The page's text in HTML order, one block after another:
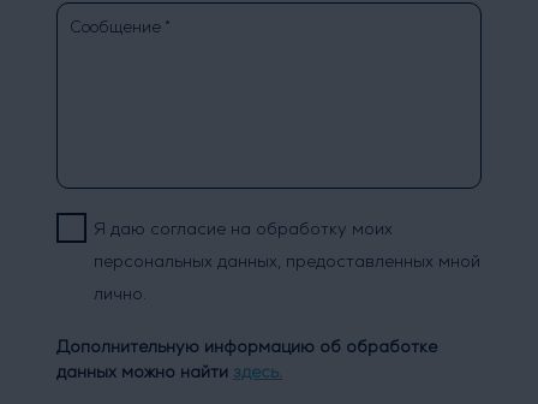
Я даю согласие на обработку моих
персональных данных, предоставленных мной
лично.
Дополнительную информацию об обработке
данных можно найти здесь.